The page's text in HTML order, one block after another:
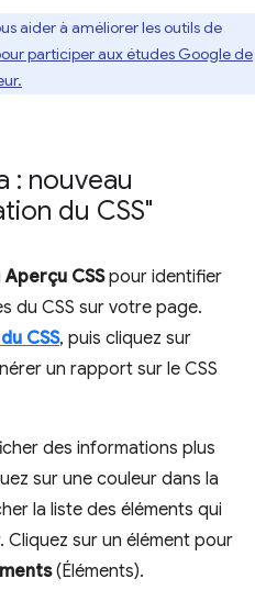
aider à améliorer les outils de
participer aux études Google de
: nouveau
du CSS"
Aperçu CSSpour identifier
du CSS sur votre page.
CSS, puis cliquez sur
un rapport sur le CSS
des informations plus
sur une couleur dans la
la liste des éléments qui
Cliquez sur un élément pour
(Éléments).